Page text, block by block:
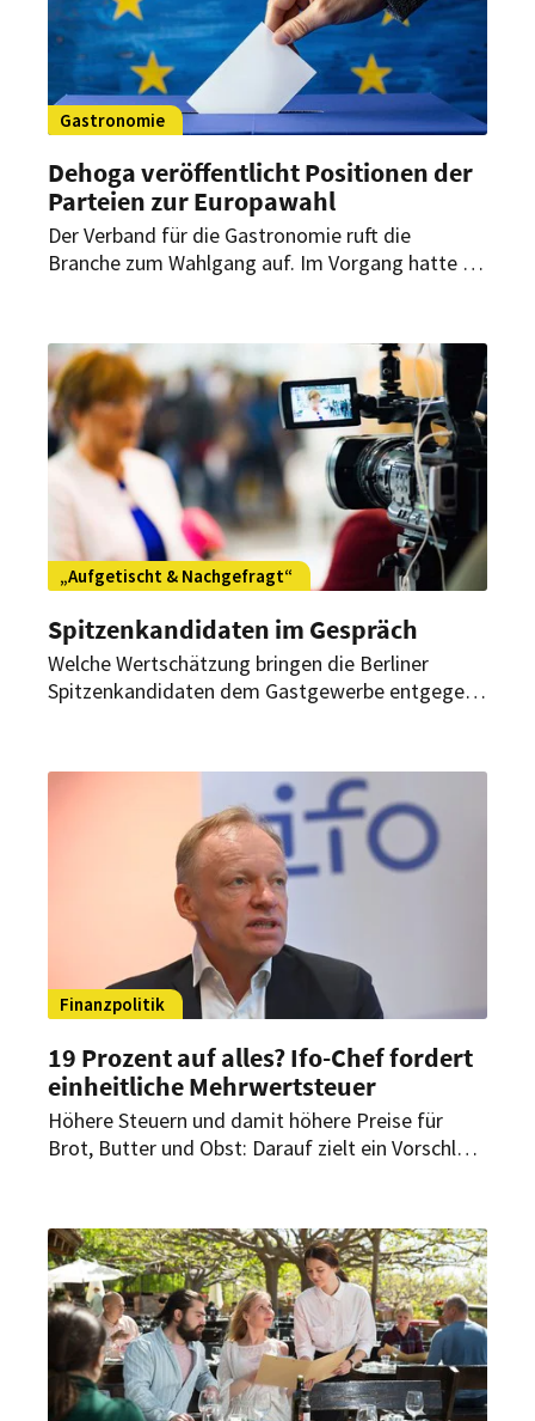
Gastronomie
Dehoga veröffentlicht Positionen der
Parteien zur Europawahl
Der Verband für die Gastronomie ruft die
Branche zum Wahlgang auf. Im Vorgang hatte er
Gastgewerbes, befragt. Nun wurden die
Antworten bekannt gegeben.
„Aufgetischt & Nachgefragt“
Spitzenkandidaten im Gespräch
Welche Wertschätzung bringen die Berliner
Spitzenkandidaten dem Gastgewerbe entgegen?
Andresen, Dehoga Berlin, und Bernhard Moser,
eat!berlin, in der Reihe „Aufgetischt &
Finanzpolitik
19 Prozent auf alles? Ifo-Chef fordert
einheitliche Mehrwertsteuer
Höhere Steuern und damit höhere Preise für
Brot, Butter und Obst: Darauf zielt ein Vorschlag
Gastronomie könnte das Folgen haben.